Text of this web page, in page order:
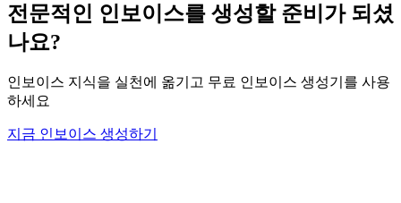
전문적인 인보이스를 생성할 준비가 되셨
나요?
인보이스 지식을 실천에 옮기고 무료 인보이스 생성기를 사용
하세요
지금 인보이스 생성하기